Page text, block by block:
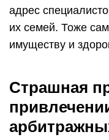
адрес
их семей. Тоже
имуществу и
Страшная